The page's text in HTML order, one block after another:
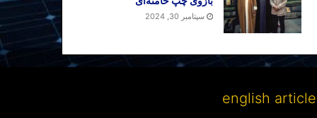
سپتامبر 30, 2024
english